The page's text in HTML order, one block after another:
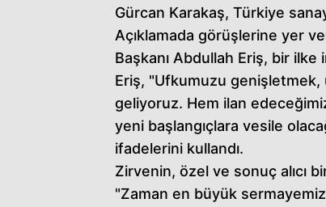
Gürcan Karakaş, Türkiye
Açıklamada görüşlerine yer
Başkanı Abdullah Eriş, bir ilke
Eriş, "Ufkumuzu genişletmek,
geliyoruz. Hem ilan
yeni başlangıçlara vesile
ifadelerini kullandı.
Zirvenin, özel ve sonuç alıcı
"Zaman en büyük